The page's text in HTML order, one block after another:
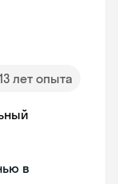
13 лет опыта
в